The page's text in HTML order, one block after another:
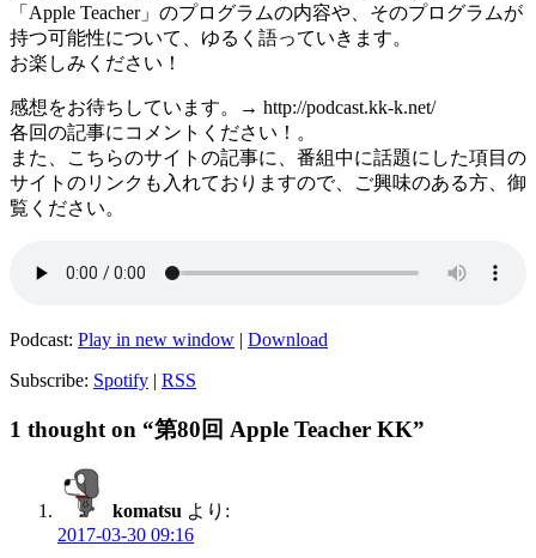
「Apple Teacher」のプログラムの内容や、そのプログラムが
持つ可能性について、ゆるく語っていきます。
お楽しみください！
感想をお待ちしています。→ http://podcast.kk-k.net/
各回の記事にコメントください！。
また、こちらのサイトの記事に、番組中に話題にした項目の
サイトのリンクも入れておりますので、ご興味のある方、御
覧ください。
Podcast: Play in new window | Download
Subscribe: Spotify | RSS
1 thought on “第80回 Apple Teacher KK”
komatsu より:
2017-03-30 09:16